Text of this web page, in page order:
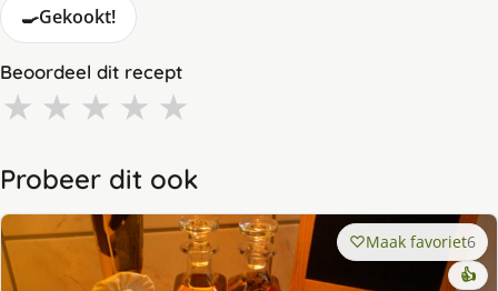
🍳Gekookt!
Beoordeel dit recept
★ ★ ★ ★ ★
Probeer dit ook
Maak favoriet6
👍